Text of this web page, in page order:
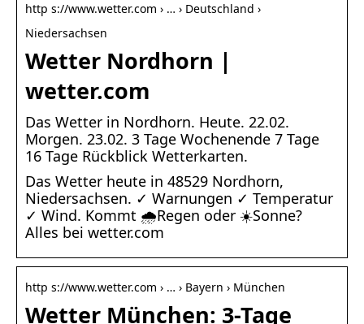
http s://www.wetter.com › … › Deutschland ›
Niedersachsen
Wetter Nordhorn |
wetter.com
Das Wetter in Nordhorn. Heute. 22.02.
Morgen. 23.02. 3 Tage Wochenende 7 Tage
16 Tage Rückblick Wetterkarten.
Das Wetter heute in 48529 Nordhorn,
Niedersachsen. ✓ Warnungen ✓ Temperatur
✓ Wind. Kommt 🌧️Regen oder ☀️Sonne?
Alles bei wetter.com
http s://www.wetter.com › … › Bayern › München
Wetter München: 3-Tage